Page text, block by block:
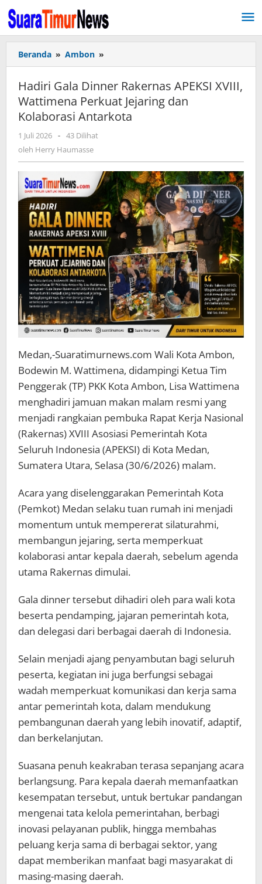
Lewati
ke
konten
Beranda » Ambon »
Gala
Rakernas
APEKSI
XVIII,
dan
Kolaborasi
Antarkota
Hadiri Gala Dinner Rakernas APEKSI XVIII,
Wattimena Perkuat Jejaring dan
Kolaborasi Antarkota
1 Juli 2026 oleh
Herry
- 43 Dilihat
oleh Herry Haumasse
Medan,-Suaratimurnews.com Wali Kota Ambon,
Bodewin M. Wattimena, didampingi Ketua Tim
Penggerak (TP) PKK Kota Ambon, Lisa Wattimena
menghadiri jamuan makan malam resmi yang
menjadi rangkaian pembuka Rapat Kerja Nasional
(Rakernas) XVIII Asosiasi Pemerintah Kota
Seluruh Indonesia (APEKSI) di Kota Medan,
Sumatera Utara, Selasa (30/6/2026) malam.
Acara yang diselenggarakan Pemerintah Kota
(Pemkot) Medan selaku tuan rumah ini menjadi
momentum untuk mempererat silaturahmi,
membangun jejaring, serta memperkuat
kolaborasi antar kepala daerah, sebelum agenda
utama Rakernas dimulai.
Gala dinner tersebut dihadiri oleh para wali kota
beserta pendamping, jajaran pemerintah kota,
dan delegasi dari berbagai daerah di Indonesia.
Selain menjadi ajang penyambutan bagi seluruh
peserta, kegiatan ini juga berfungsi sebagai
wadah memperkuat komunikasi dan kerja sama
antar pemerintah kota, dalam mendukung
pembangunan daerah yang lebih inovatif, adaptif,
dan berkelanjutan.
Suasana penuh keakraban terasa sepanjang acara
berlangsung. Para kepala daerah memanfaatkan
kesempatan tersebut, untuk bertukar pandangan
mengenai tata kelola pemerintahan, berbagi
inovasi pelayanan publik, hingga membahas
peluang kerja sama di berbagai sektor, yang
dapat memberikan manfaat bagi masyarakat di
masing-masing daerah.